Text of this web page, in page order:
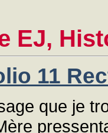
EJ,
11
que je